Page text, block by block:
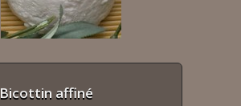
Bicottin affiné